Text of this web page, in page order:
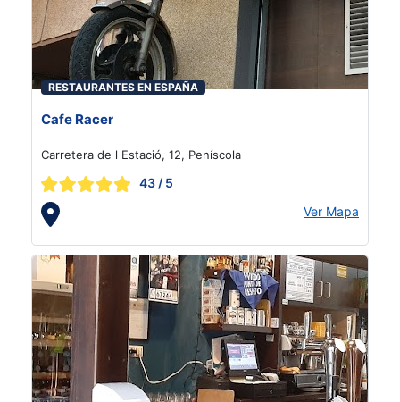
RESTAURANTES EN ESPAÑA
Cafe Racer
Carretera de l Estació, 12, Peníscola
43 / 5
Ver Mapa